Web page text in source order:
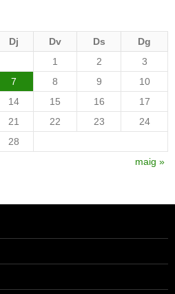
Dj Dv Ds
Dg
1
2
3
7 8 9
10
14 15 16
17
21 22 23
24
28
maig »